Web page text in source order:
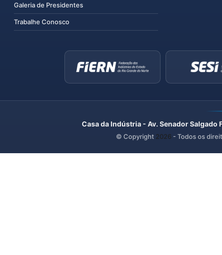
Galeria de Presidentes
Trabalhe Conosco
Casa da Indústria - Av. Senador
© Copyright 2026 - Todos os